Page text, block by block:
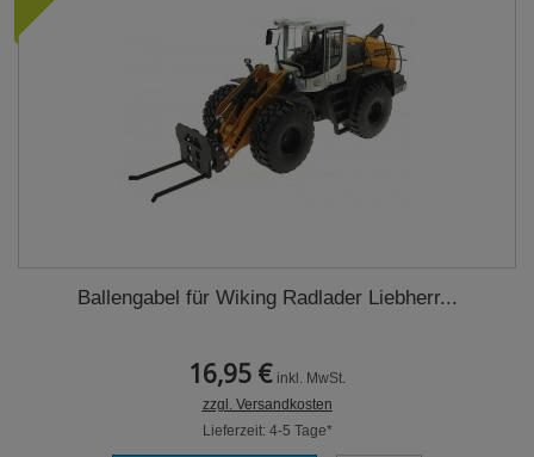
Ballengabel für Wiking Radlader Liebherr...
16,95 € inkl. MwSt.
zzgl. Versandkosten
Lieferzeit: 4-5 Tage*